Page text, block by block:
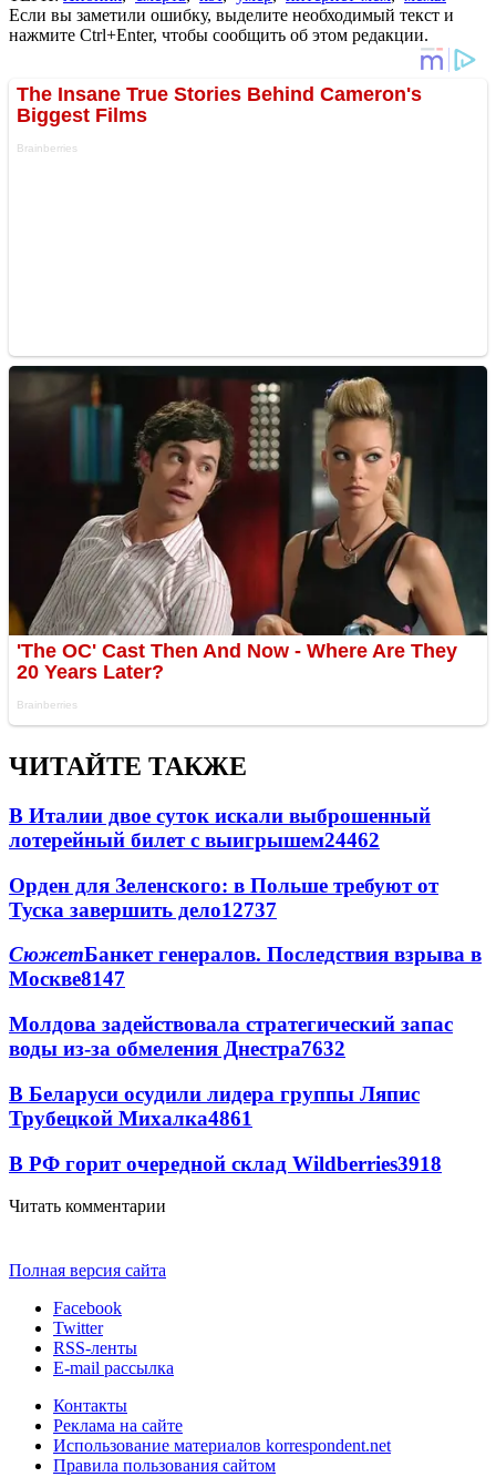
Если вы заметили ошибку, выделите необходимый текст и
нажмите Ctrl+Enter, чтобы сообщить об этом редакции.
ЧИТАЙТЕ ТАКЖЕ
В Италии двое суток искали выброшенный
лотерейный билет с выигрышем24462
Орден для Зеленского: в Польше требуют от
Туска завершить дело12737
СюжетБанкет генералов. Последствия взрыва в
Москве8147
Молдова задействовала стратегический запас
воды из-за обмеления Днестра7632
В Беларуси осудили лидера группы Ляпис
Трубецкой Михалка4861
В РФ горит очередной склад Wildberries3918
Читать комментарии
Полная версия сайта
Facebook
Twitter
RSS-ленты
E-mail рассылка
Контакты
Реклама на сайте
Использование материалов korrespondent.net
Правила пользования сайтом